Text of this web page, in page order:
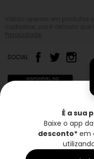
SOCIAL
Frete grátis*
É a sua
Baixe o app
desconto*em